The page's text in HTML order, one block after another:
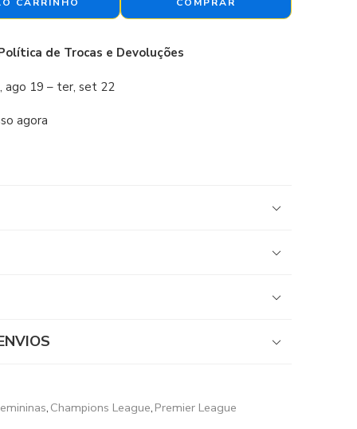
CARRINHO COMPRAR
de Trocas e Devoluções
ago 19 – ter, set 22
agora
, Champions League, Premier League